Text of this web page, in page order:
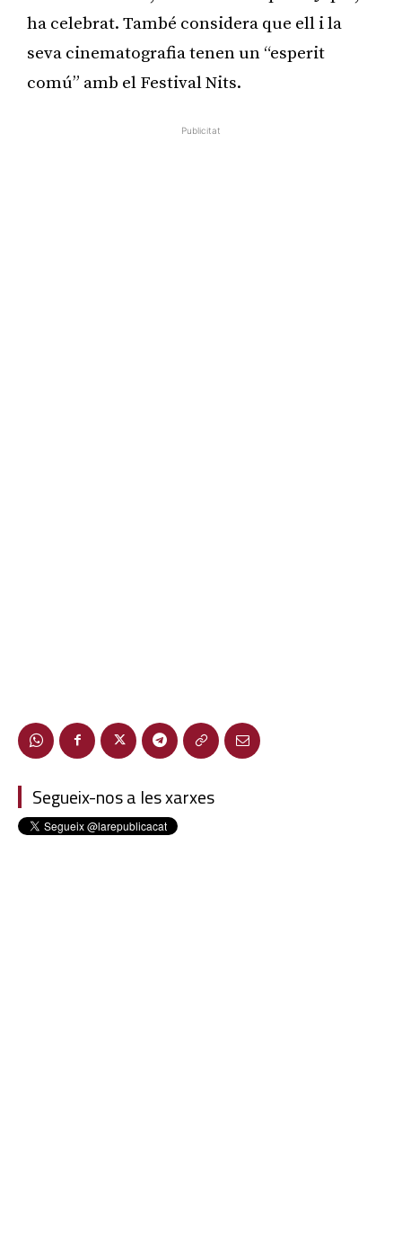
ha celebrat. També considera que ell i la
seva cinematografia tenen un “esperit
comú” amb el Festival Nits.
Publicitat
Segueix-nos a les xarxes